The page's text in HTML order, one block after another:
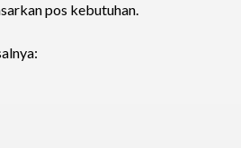
pos kebutuhan.